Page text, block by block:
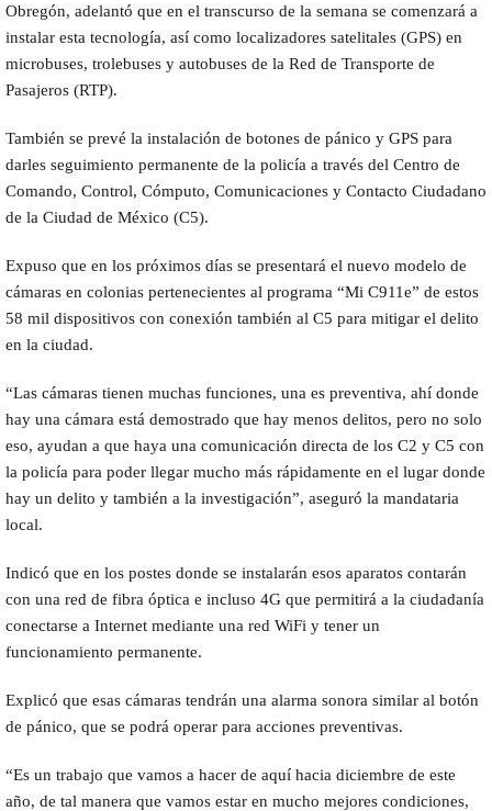
Obregón, adelantó que en el transcurso de la semana se comenzará a
instalar esta tecnología, así como localizadores satelitales (GPS) en
microbuses, trolebuses y autobuses de la Red de Transporte de
Pasajeros (RTP).
También se prevé la instalación de botones de pánico y GPS para
darles seguimiento permanente de la policía a través del Centro de
Comando, Control, Cómputo, Comunicaciones y Contacto Ciudadano
de la Ciudad de México (C5).
Expuso que en los próximos días se presentará el nuevo modelo de
cámaras en colonias pertenecientes al programa “Mi C911e” de estos
58 mil dispositivos con conexión también al C5 para mitigar el delito
en la ciudad.
“Las cámaras tienen muchas funciones, una es preventiva, ahí donde
hay una cámara está demostrado que hay menos delitos, pero no solo
eso, ayudan a que haya una comunicación directa de los C2 y C5 con
la policía para poder llegar mucho más rápidamente en el lugar donde
hay un delito y también a la investigación”, aseguró la mandataria
local.
Indicó que en los postes donde se instalarán esos aparatos contarán
con una red de fibra óptica e incluso 4G que permitirá a la ciudadanía
conectarse a Internet mediante una red WiFi y tener un
funcionamiento permanente.
Explicó que esas cámaras tendrán una alarma sonora similar al botón
de pánico, que se podrá operar para acciones preventivas.
“Es un trabajo que vamos a hacer de aquí hacia diciembre de este
año, de tal manera que vamos estar en mucho mejores condiciones,